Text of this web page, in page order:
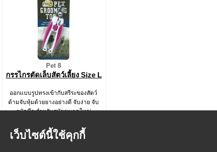
เว็บไซต์นี้ใช้คุกกี้
Pet 8
กรรไกรตัดเล็บสัตว์เลี้ยง Size L
ออกแบบรูปทรงเข้ากับสรีระของสัตว์
ด้ามจับหุ้มด้วยยางอย่างดี จับง่าย จับ
ถนัดมือ สำหรับสุนัขขนาดใหญ่